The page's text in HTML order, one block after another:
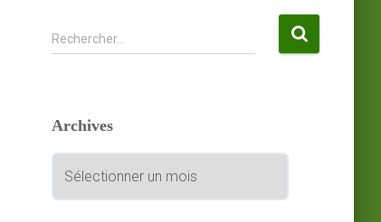
R
r
r
Rechercher…
Archives
c